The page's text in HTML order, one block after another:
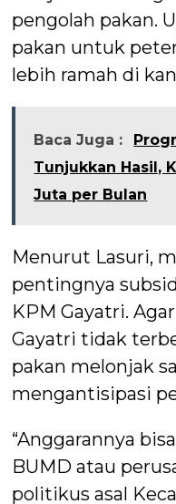
pengolah pakan.
pakan untuk
lebih ramah di
Baca Juga :
Tunjukkan Hasil,
Juta per Bulan
Menurut Lasuri,
pentingnya
KPM Gayatri.
Gayatri tidak
pakan melonjak
mengantisipasi
“Anggarannya
BUMD atau
politikus asal